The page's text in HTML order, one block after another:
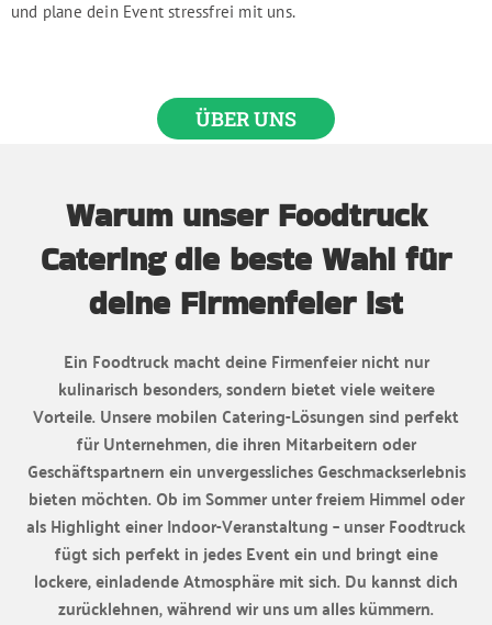
und plane dein Event stressfrei mit uns.
ÜBER UNS
Warum unser Foodtruck
Catering die beste Wahl für
deine Firmenfeier ist
Ein Foodtruck macht deine Firmenfeier nicht nur
kulinarisch besonders, sondern bietet viele weitere
Vorteile. Unsere mobilen Catering-Lösungen sind perfekt
für Unternehmen, die ihren Mitarbeitern oder
Geschäftspartnern ein unvergessliches Geschmackserlebnis
bieten möchten. Ob im Sommer unter freiem Himmel oder
als Highlight einer Indoor-Veranstaltung – unser Foodtruck
fügt sich perfekt in jedes Event ein und bringt eine
lockere, einladende Atmosphäre mit sich. Du kannst dich
zurücklehnen, während wir uns um alles kümmern.